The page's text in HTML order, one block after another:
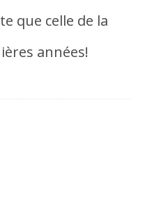
que celle de la
années!